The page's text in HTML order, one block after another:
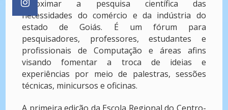
aproximar a pesquisa científica das
necessidades do comércio e da indústria do
estado de Goiás. É um fórum para
pesquisadores, professores, estudantes e
profissionais de Computação e áreas afins
visando fomentar a troca de ideias e
experiências por meio de palestras, sessões
técnicas, minicursos e oficinas.